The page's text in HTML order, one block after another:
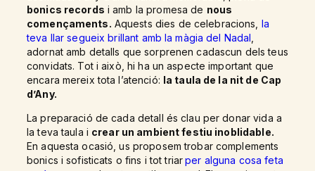
bonics records i amb la promesa de nous
començaments. Aquests dies de celebracions, la
teva llar segueix brillant amb la màgia del Nadal
adornat amb detalls que sorprenen cadascun dels teus
convidats. Tot i això, hi ha un aspecte important que
encara mereix tota l’atenció: la taula de la nit de Cap
d’Any.
La preparació de cada detall és clau per donar vida a
la teva taula i crear un ambient festiu inoblidable.
En aquesta ocasió, us proposem trobar complements
bonics i sofisticats o fins i tot triarper alguna cosa feta